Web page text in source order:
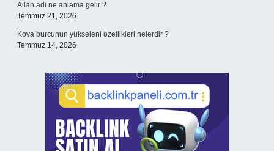
Allah adı ne anlama gelir ?
Temmuz 21, 2026
Kova burcunun yükseleni özellikleri nelerdir ?
Temmuz 14, 2026